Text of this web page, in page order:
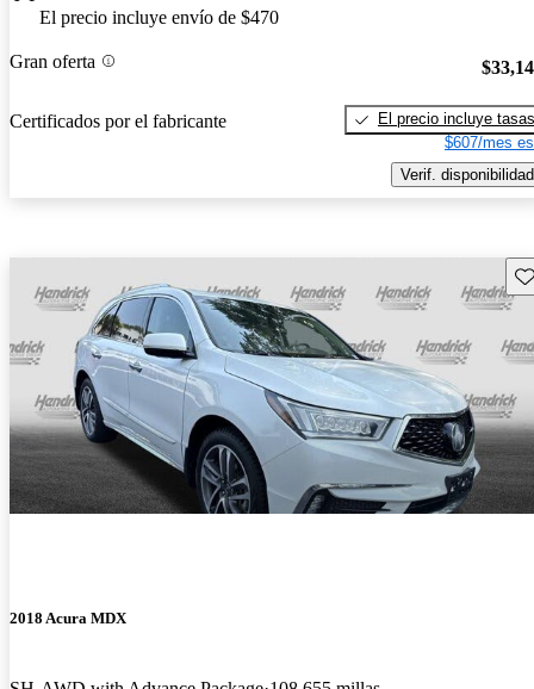
El precio incluye envío de $470
Gran oferta
Certificados por el fabricante
El precio incluye tasas
$607/mes
Verif. disponibilidad
2018 Acura MDX